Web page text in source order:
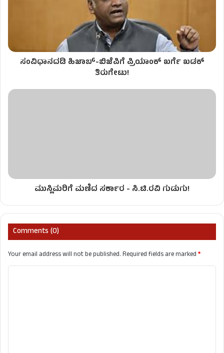
ಸಂವಿಧಾನದಡಿ ಹಿಜಾಬ್-ಬಿಜೆಪಿಗೆ ಪ್ರಿಯಾಂಕ್ ಖರ್ಗೆ ಖಡಕ್
ತಿರುಗೇಟು!
ಮುಸ್ಲಿಮರಿಗೆ ಮಣಿದ ಸರ್ಕಾರ - ಸಿ.ಟಿ.ರವಿ ಗುಡುಗು!
Comments (0)
Your email address will not be published.Required fields are marked*